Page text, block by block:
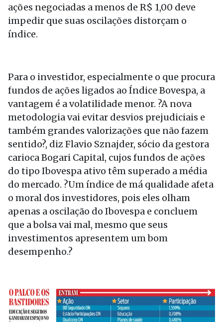
ações negociadas a menos de R$ 1,00 deve
impedir que suas oscilações distorçam o
índice.
Para o investidor, especialmente o que procura
fundos de ações ligados ao Índice Bovespa, a
vantagem é a volatilidade menor. ?A nova
metodologia vai evitar desvios prejudiciais e
também grandes valorizações que não fazem
sentido?, diz Flavio Sznajder, sócio da gestora
carioca Bogari Capital, cujos fundos de ações
do tipo Ibovespa ativo têm superado a média
do mercado. ?Um índice de má qualidade afeta
o moral dos investidores, pois eles olham
apenas a oscilação do Ibovespa e concluem
que a bolsa vai mal, mesmo que seus
investimentos apresentem um bom
desempenho.?